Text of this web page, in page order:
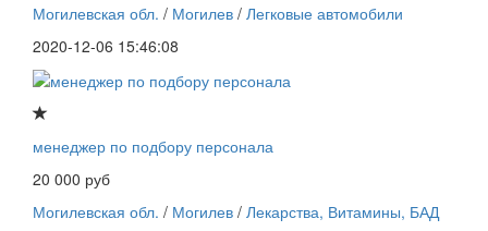
Могилевская обл. / Могилев / Легковые автомобили
2020-12-06 15:46:08
менеджер по подбору персонала
20 000 руб
Могилевская обл. / Могилев / Лекарства, Витамины, БАД